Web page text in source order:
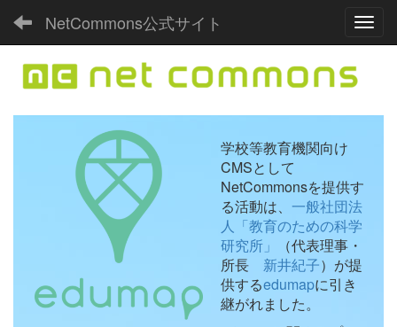
NetCommons公式サイト
学校等教育機関向け
CMSとして
NetCommonsを提供す
る活動は、 一般社団法
人「教育のための科学
研究所」
（代表理事・
所長 新井紀子）が提
供するedumapに引き
継がれました。